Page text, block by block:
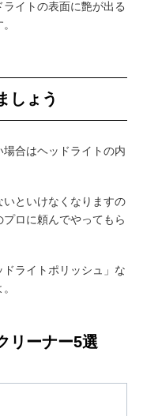
イトの表面に艶が出る
しょう
合はヘッドライトの内
といけなくなりますの
ロに頼んでやってもら
ドライトポリッシュ」な
リーナー5選